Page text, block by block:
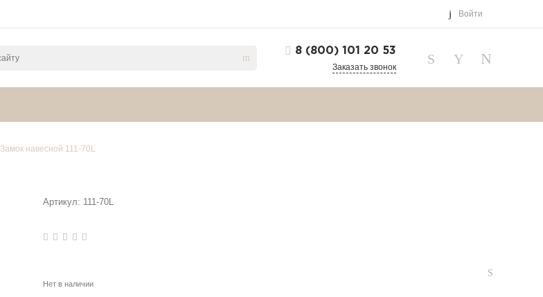
Войти
8 (800) 101 20 53
Заказать звонок
Замок навесной 111-70L
Артикул: 111-70L
Нет в наличии